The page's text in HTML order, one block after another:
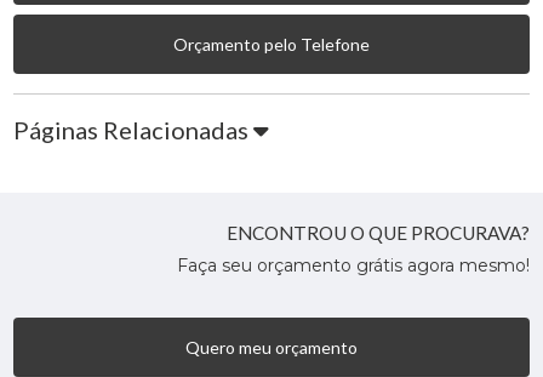
Orçamento pelo Telefone
Páginas Relacionadas
ENCONTROU O QUE PROCURAVA?
Faça seu orçamento grátis agora mesmo!
Quero meu orçamento